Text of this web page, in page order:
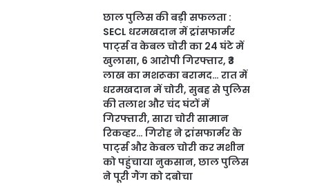
छाल पुलिस की बड़ी सफलता :
SECL धरमखदान में ट्रांसफार्मर
पार्ट्स व केबल चोरी का 24 घंटे में
खुलासा, 6 आरोपी गिरफ्तार, ₹3
लाख का मशरूका बरामद… रात में
धरमखदान में चोरी, सुबह से पुलिस
की तलाश और चंद घंटों में
गिरफ्तारी, सारा चोरी सामान
रिकव्हर… गिरोह ने ट्रांसफार्मर के
पार्ट्स और केबल चोरी कर मशीन
को पहुंचाया नुकसान, छाल पुलिस
ने पूरी गैंग को दबोचा